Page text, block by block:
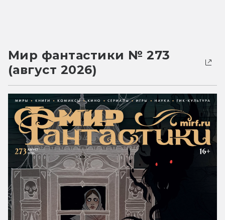
Мир фантастики № 273
(август 2026)